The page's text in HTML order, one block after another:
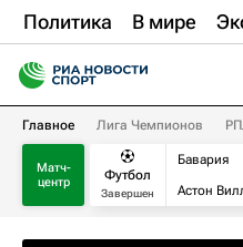
Политика В мире
Главное Лига Чемпионов
Матч-
центр
Футбол
Завершен
Бавария
Астон